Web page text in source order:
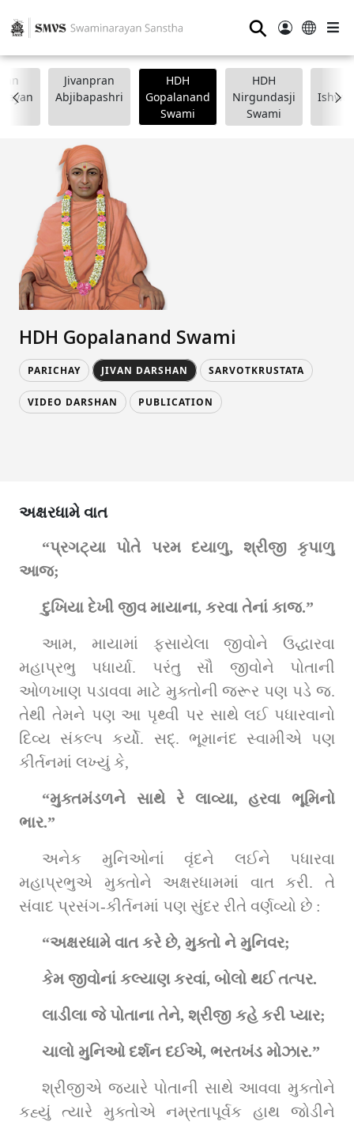
⚲
Jivanpran
Abjibapashri
HDH
Gopalanand
Swami
HDH
Nirgundasji
Swami
HDH Gopalanand Swami
PARICHAY JIVAN DARSHAN SARVOTKRUSTATA
VIDEO DARSHAN PUBLICATION
અક્ષરધામે વાત
“પ્રગટ્યા પોતે પરમ દયાળુ, શ્રીજી કૃપાળુ
આજ;
દુખિયા દેખી જીવ માયાના, કરવા તેનાં કાજ.”
આમ, માયામાં ફસાયેલા જીવોને ઉદ્ધારવા
મહાપ્રભુ પધાર્યા. પરંતુ સૌ જીવોને પોતાની
ઓળખાણ પડાવવા માટે મુક્તોની જરૂર પણ પડે જ.
તેથી તેમને પણ આ પૃથ્વી પર સાથે લઈ પધારવાનો
દિવ્ય સંકલ્પ કર્યો. સદ્‌. ભૂમાનંદ સ્વામીએ પણ
કીર્તનમાં લખ્યું કે,
“મુક્તમંડળને સાથે રે લાવ્યા, હરવા ભૂમિનો
ભાર.”
અનેક મુનિઓનાં વૃંદને લઈને પધારવા
મહાપ્રભુએ મુક્તોને અક્ષરધામમાં વાત કરી. તે
સંવાદ પ્રસંગ-કીર્તનમાં પણ સુંદર રીતે વર્ણવ્યો છે :
“અક્ષરધામે વાત કરે છે, મુક્તો ને મુનિવર;
કેમ જીવોનાં કલ્યાણ કરવાં, બોલો થઈ તત્પર.
લાડીલા જે પોતાના તેને, શ્રીજી કહે કરી પ્યાર;
ચાલો મુનિઓ દર્શન દઈએ, ભરતખંડ મોઝાર.”
શ્રીજીએ જ્યારે પોતાની સાથે આવવા મુક્તોને
કહ્યું ત્યારે મુક્તોએ નમ્રતાપૂર્વક હાથ જોડીને